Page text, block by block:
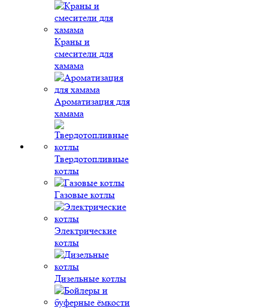
Краны и
смесители для
хамама
Ароматизация для
хамама
Твердотопливные
котлы
Газовые котлы
Электрические
котлы
Дизельные котлы